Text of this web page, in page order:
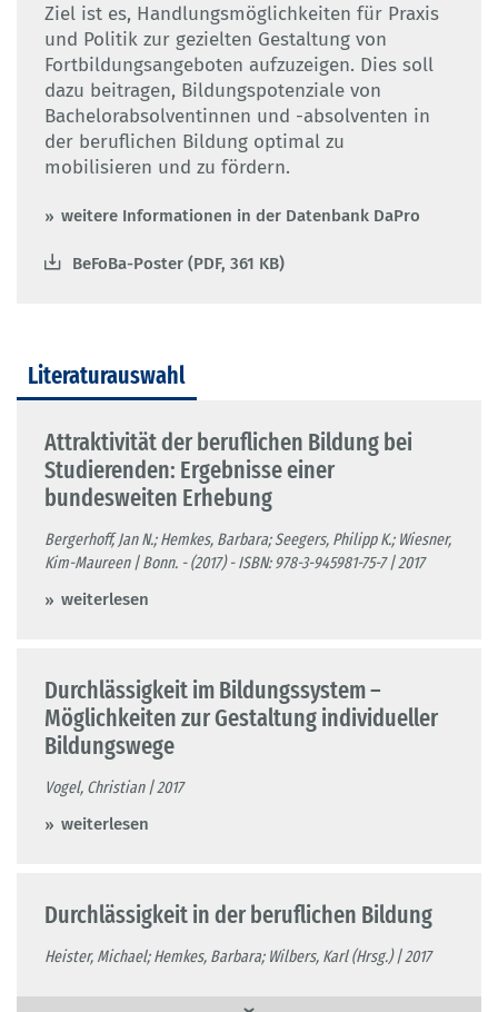
Ziel ist es, Handlungsmöglichkeiten für Praxis
und Politik zur gezielten Gestaltung von
Fortbildungsangeboten aufzuzeigen. Dies soll
dazu beitragen, Bildungspotenziale von
Bachelorabsolventinnen und -absolventen in
der beruflichen Bildung optimal zu
mobilisieren und zu fördern.
weitere Informationen in der Datenbank DaPro
BeFoBa-Poster (PDF, 361 KB)
Literaturauswahl
Attraktivität der beruflichen Bildung bei
Studierenden: Ergebnisse einer
bundesweiten Erhebung
Bergerhoff, Jan N.; Hemkes, Barbara; Seegers, Philipp K.; Wiesner,
Kim-Maureen | Bonn. - (2017) - ISBN: 978-3-945981-75-7 | 2017
weiterlesen
Durchlässigkeit im Bildungssystem –
Möglichkeiten zur Gestaltung individueller
Bildungswege
Vogel, Christian | 2017
weiterlesen
Durchlässigkeit in der beruflichen Bildung
Heister, Michael; Hemkes, Barbara; Wilbers, Karl (Hrsg.) | 2017